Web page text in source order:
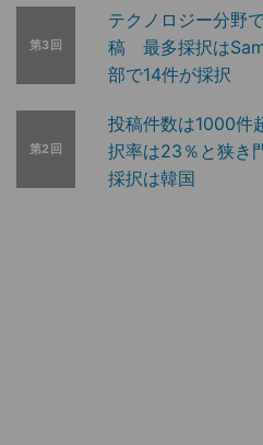
第3回
テクノロジー分野
稿 最多採択は
部で14件が採択
第2回
投稿件数は1000件
択率は23％と狭き
採択は韓国